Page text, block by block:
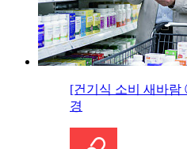
[건기식 소비 새바
경